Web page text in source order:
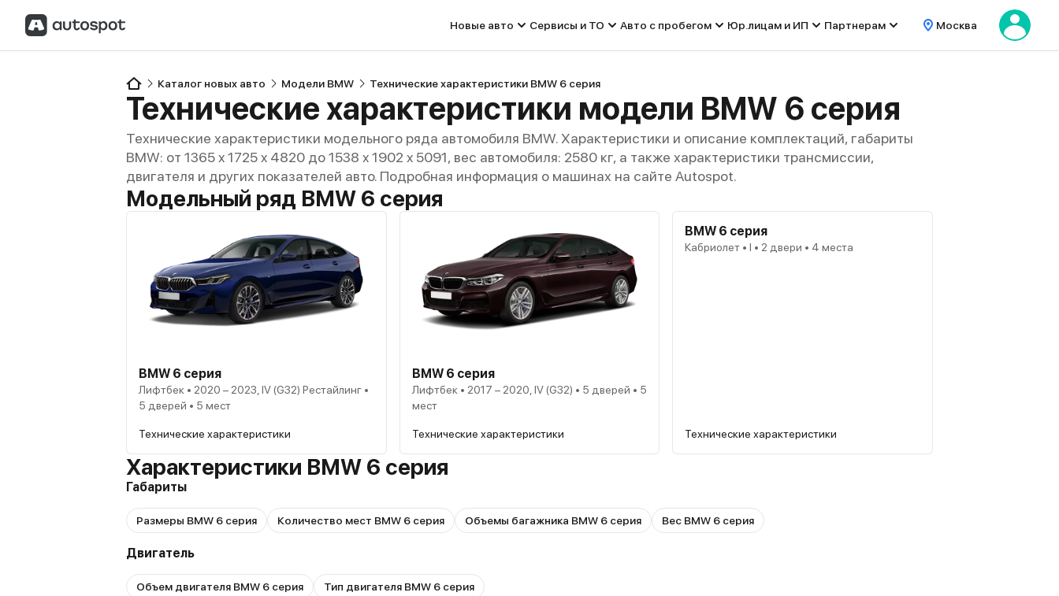
Новые авто Сервисы и ТО Авто с пробегом Юр.лицам и ИП Партнерам Москва
Каталог новых авто Модели BMW Технические характеристики BMW 6 серия
Технические характеристики модели BMW 6 серия
Технические характеристики модельного ряда автомобиля BMW. Характеристики и описание комплектаций, габариты
BMW: от 1365 x 1725 x 4820 до 1538 x 1902 x 5091, вес автомобиля: 2580 кг, а также характеристики трансмиссии,
двигателя и других показателей авто. Подробная информация о машинах на сайте Autospot.
Модельный ряд BMW 6 серия
BMW 6 серия
Лифтбек • 2020 – 2023, IV (G32) Рестайлинг •
5 дверей • 5 мест
Технические характеристики
BMW 6 серия
Лифтбек • 2017 – 2020, IV (G32) • 5 дверей • 5
мест
Технические характеристики
BMW 6 серия
Кабриолет • I • 2 двери • 4 места
Технические характеристики
Характеристики BMW 6 серия
Габариты
Размеры BMW 6 серия Количество мест BMW 6 серия Объемы багажника BMW 6 серия Вес BMW 6 серия
Двигатель
Объем двигателя BMW 6 серия Тип двигателя BMW 6 серия